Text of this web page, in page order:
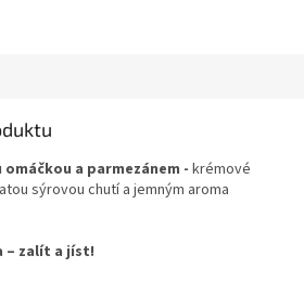
omáčkou a parmezánem - krémové
sýrovou chutí a jemným aroma
– zalít a jíst!